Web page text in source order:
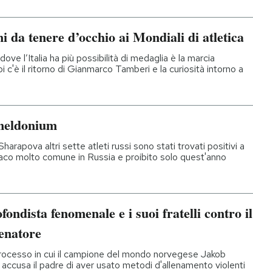
da tenere d’occhio ai Mondiali di atletica
l’Italia ha più possibilità di medaglia è la marcia
c'è il ritorno di Gianmarco Tamberi e la curiosità intorno a
altri sette atleti russi sono stati trovati positivi a
molto comune in Russia e proibito solo quest'anno
fenomenale e i suoi fratelli contro il
in cui il campione del mondo norvegese Jakob
il padre di aver usato metodi d'allenamento violenti